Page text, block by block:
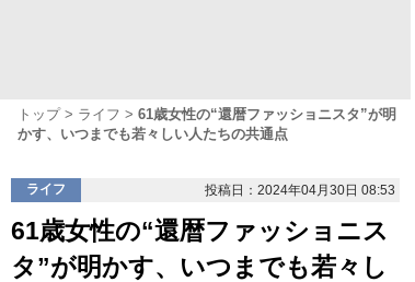
トップ ライフ
61歳女性の“還暦ファッショニスタ”が明
かす、いつまでも若々しい人たちの共通点
ライフ 投稿日：2024年04月30日 08:53
61歳女性の“還暦ファッショニス
タ”が明かす、いつまでも若々し